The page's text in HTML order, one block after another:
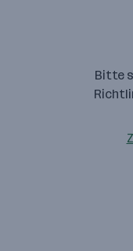
Bitte